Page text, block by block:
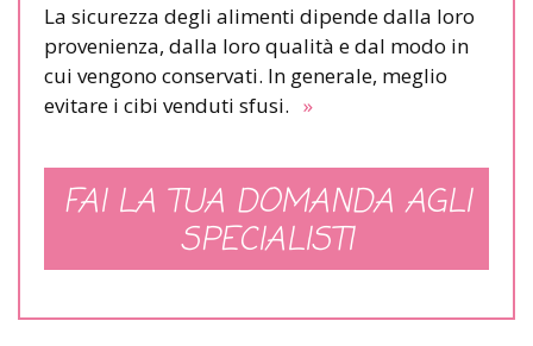
La sicurezza degli alimenti dipende dalla loro
provenienza, dalla loro qualità e dal modo in
cui vengono conservati. In generale, meglio
evitare i cibi venduti sfusi. »
FAI LA TUA DOMANDA AGLI
SPECIALISTI